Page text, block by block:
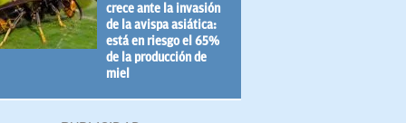
crece ante la invasión
de la avispa asiática:
está en riesgo el 65%
de la producción de
miel